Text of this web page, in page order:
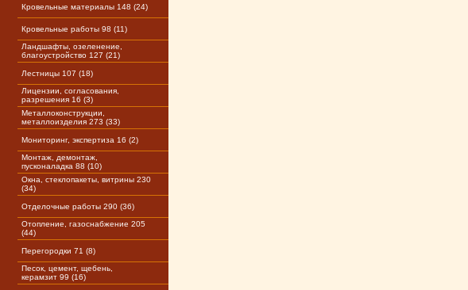
Кровельные материалы 148 (24)
Кровельные работы 98 (11)
Ландшафты, озеленение,
благоустройство 127 (21)
Лестницы 107 (18)
Лицензии, согласования,
разрешения 16 (3)
Металлоконструкции,
металлоизделия 273 (33)
Мониторинг, экспертиза 16 (2)
Монтаж, демонтаж,
пусконаладка 88 (10)
Окна, стеклопакеты, витрины 230
(34)
Отделочные работы 290 (36)
Отопление, газоснабжение 205
(44)
Перегородки 71 (8)
Песок, цемент, щебень,
керамзит 99 (16)